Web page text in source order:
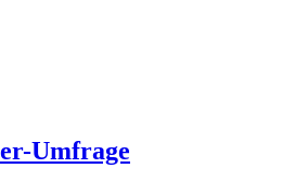
Umfrage